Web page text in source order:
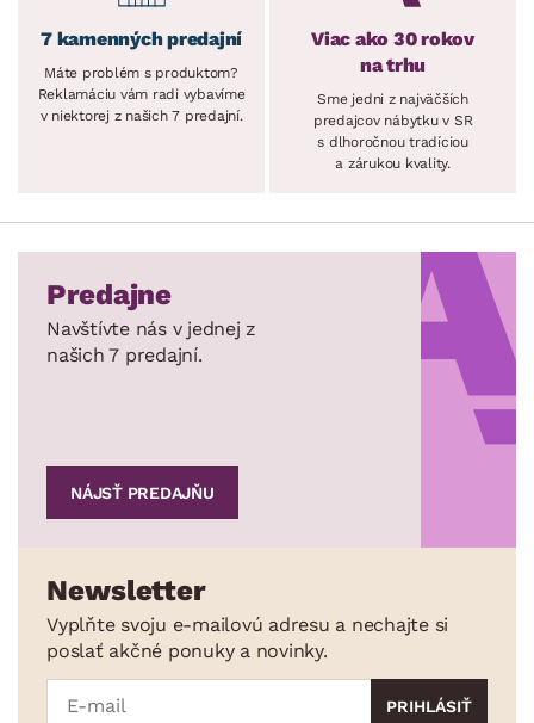
7 kamenných predajní
Máte problém s produktom?
Reklamáciu vám radi vybavíme
v niektorej z našich 7 predajní.
Viac ako 30 rokov
na trhu
Sme jedni z najväčších
predajcov nábytku v SR
s dlhoročnou tradíciou
a zárukou kvality.
Predajne
Navštívte nás v jednej z
našich 7 predajní.
NÁJSŤ PREDAJŇU
Newsletter
Vyplňte svoju e-mailovú adresu a nechajte si
poslať akčné ponuky a novinky.